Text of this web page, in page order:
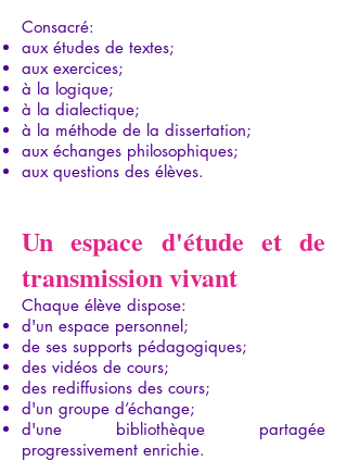
Consacré:
aux études de textes;
aux exercices;
à la logique;
à la dialectique;
à la méthode de la dissertation;
aux échanges philosophiques;
aux questions des élèves.
Un espace d'étude et de
transmission vivant
Chaque élève dispose:
d'un espace personnel;
de ses supports pédagogiques;
des vidéos de cours;
des rediffusions des cours;
d'un groupe d’échange;
d'une bibliothèque partagée
progressivement enrichie.